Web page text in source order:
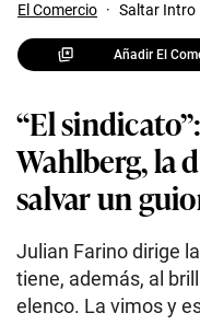
El Comercio · Saltar Intro
Añadir El
“El
Wahlberg, la
salvar un
Julian Farino dirige
tiene, además, al
elenco. La vimos y